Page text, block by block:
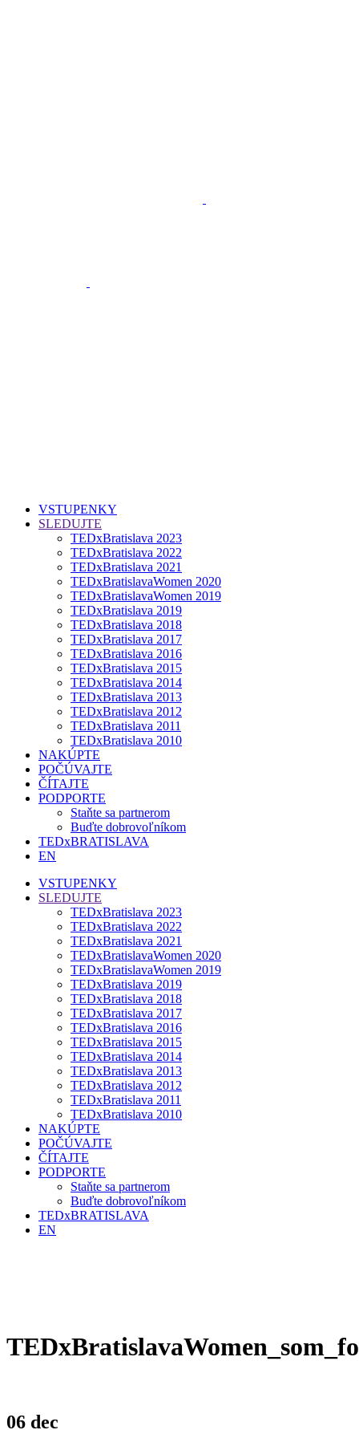
VSTUPENKY
SLEDUJTE
TEDxBratislava 2023
TEDxBratislava 2022
TEDxBratislava 2021
TEDxBratislavaWomen 2020
TEDxBratislavaWomen 2019
TEDxBratislava 2019
TEDxBratislava 2018
TEDxBratislava 2017
TEDxBratislava 2016
TEDxBratislava 2015
TEDxBratislava 2014
TEDxBratislava 2013
TEDxBratislava 2012
TEDxBratislava 2011
TEDxBratislava 2010
NAKÚPTE
POČÚVAJTE
ČÍTAJTE
PODPORTE
Staňte sa partnerom
Buďte dobrovoľníkom
TEDxBRATISLAVA
EN
VSTUPENKY
SLEDUJTE
TEDxBratislava 2023
TEDxBratislava 2022
TEDxBratislava 2021
TEDxBratislavaWomen 2020
TEDxBratislavaWomen 2019
TEDxBratislava 2019
TEDxBratislava 2018
TEDxBratislava 2017
TEDxBratislava 2016
TEDxBratislava 2015
TEDxBratislava 2014
TEDxBratislava 2013
TEDxBratislava 2012
TEDxBratislava 2011
TEDxBratislava 2010
NAKÚPTE
POČÚVAJTE
ČÍTAJTE
PODPORTE
Staňte sa partnerom
Buďte dobrovoľníkom
TEDxBRATISLAVA
EN
06 dec